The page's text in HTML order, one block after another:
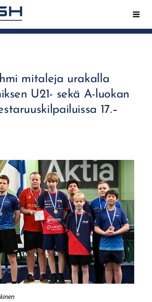
suurin mailapeliseura
mitaleja urakalla
U21- sekä A-luokan
17.–